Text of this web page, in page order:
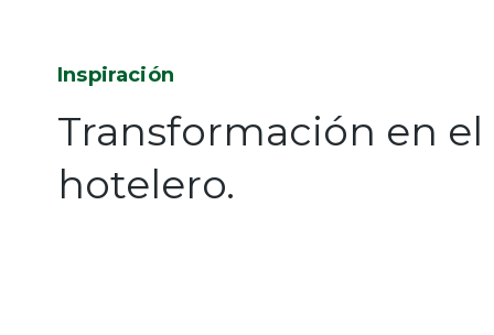
Inspiración
Transformación en
hotelero.